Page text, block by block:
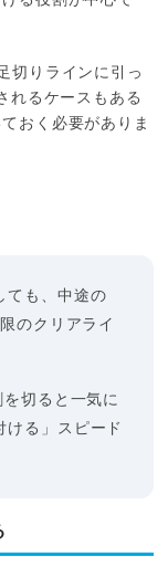
切りラインに引っ
れるケースもある
おく必要がありま
ても、中途の
のクリアライ
切ると一気に
ける」スピード